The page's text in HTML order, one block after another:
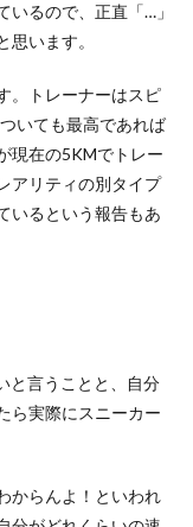
いるので、正直「…」
います。
。トレーナーはスピ
いても最高であれば
現在の5KMでトレー
アリティの別タイプ
いるという報告もあ
と言うことと、自分
ら実際にスニーカー
からんよ！といわれ